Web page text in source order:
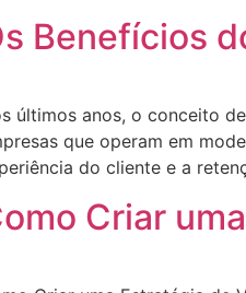
Benefícios
últimos anos, o conceito
que operam em
do cliente e a
Criar